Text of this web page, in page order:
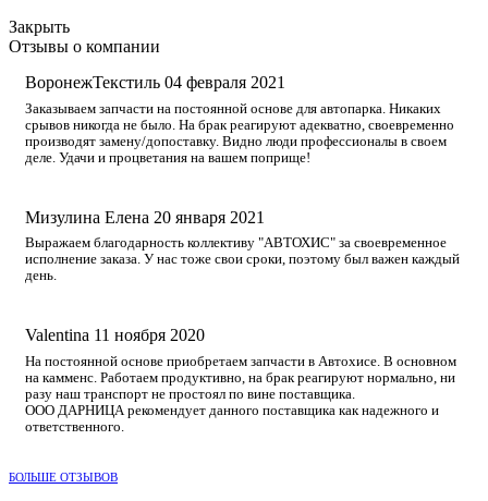
Закрыть
Отзывы о компании
ВоронежТекстиль 04 февраля 2021
Заказываем запчасти на постоянной основе для автопарка. Никаких
срывов никогда не было. На брак реагируют адекватно, своевременно
производят замену/допоставку. Видно люди профессионалы в своем
деле. Удачи и процветания на вашем поприще!
Мизулина Елена 20 января 2021
Выражаем благодарность коллективу "АВТОХИС" за своевременное
исполнение заказа. У нас тоже свои сроки, поэтому был важен каждый
день.
Valentina 11 ноября 2020
На постоянной основе приобретаем запчасти в Автохисе. В основном
на камменс. Работаем продуктивно, на брак реагируют нормально, ни
разу наш транспорт не простоял по вине поставщика.
ООО ДАРНИЦА рекомендует данного поставщика как надежного и
ответственного.
БОЛЬШЕ ОТЗЫВОВ